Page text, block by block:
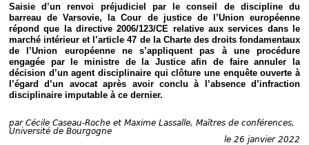
IT
Saisie d’un renvoi préjudiciel par le conseil de discipline du
barreau de Varsovie, la Cour de justice de l’Union européenne
répond que la directive 2006/123/CE relative aux services dans le
marché intérieur et l’article 47 de la Charte des droits fondamentaux
de l’Union européenne ne s’appliquent pas à une procédure
engagée par le ministre de la Justice afin de faire annuler la
décision d’un agent disciplinaire qui clôture une enquête ouverte à
l’égard d’un avocat après avoir conclu à l’absence d’infraction
disciplinaire imputable à ce dernier.
par Cécile Caseau-Roche et Maxime Lassalle, Maîtres de conférences,
Université de Bourgogne
le 26 janvier 2022